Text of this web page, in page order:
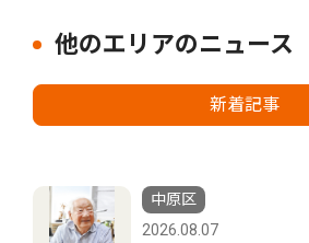
他のエリアのニュース
新着記事
中原区
2026.08.07